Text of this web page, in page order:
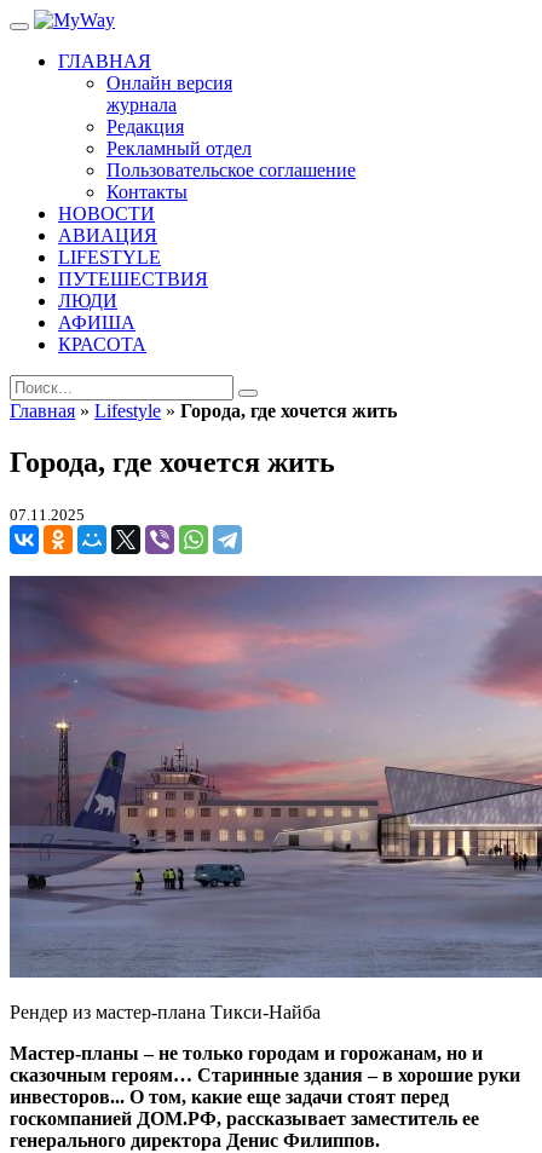
ГЛАВНАЯ
Онлайн версия
журнала
Редакция
Рекламный отдел
Пользовательское соглашение
Контакты
НОВОСТИ
АВИАЦИЯ
LIFESTYLE
ПУТЕШЕСТВИЯ
ЛЮДИ
АФИША
КРАСОТА
Главная » Lifestyle » Города, где хочeтся жить
Города, где хочeтся жить
07.11.2025
Рендер из мастер-плана Тикси-Найба
Мастер-планы – не только городам и горожанам, но и
сказочным героям… Старинные здания – в хорошие руки
инвесторов... О том, какие еще задачи стоят перед
госкомпанией ДОМ.РФ, рассказывает заместитель ее
генерального директора Денис Филиппов.